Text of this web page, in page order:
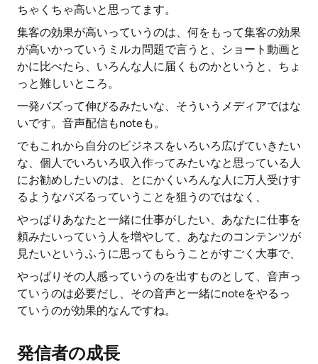
ちゃくちゃ高いと思ってます。
集客の効果が高いっていうのは、何をもって集客の効果
が高いかっていうミルカ問題で言うと、ショート動画と
かに比べたら、いろんな人に届くものかというと、ちょ
っと難しいところ。
一発バズって伸びるみたいな、そういうメディアではな
いです。音声配信もnoteも。
でもこれから自分のビジネスをいろいろ広げていきたい
な、個人でいろいろ収入作ってみたいなと思っている人
にお勧めしたいのは、とにかくいろんな人に万人受けす
るようなバズるっていうことを狙うのではなく、
やっぱりあなたと一緒に仕事がしたい、あなたに仕事を
頼みたいっていう人を増やして、あなたのコンテンツが
見たいというふうに思ってもらうことがすごく大事で、
やっぱりその人感っていうのを出すものとして、音声っ
ていうのは必要だし、その音声と一緒にnoteをやるっ
ていうのが効果的なんですね。
発信者の成長